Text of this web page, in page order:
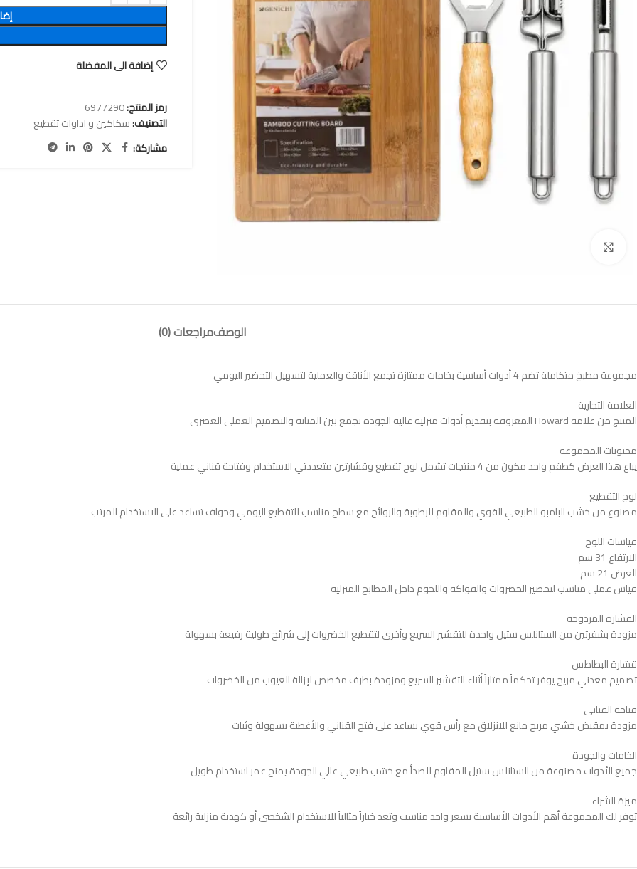
إضافة الى المفضلة
رمز المنتج:6977290
التصنيف:سكاكين و اداوات تقطيع
مشاركة:
الوصفمراجعات (0)
مجموعة مطبخ متكاملة تضم 4 أدوات أساسية بخامات ممتازة تجمع الأناقة والعملية لتسهيل التحضير اليومي
العلامة التجارية
المنتج من علامة Howard المعروفة بتقديم أدوات منزلية عالية الجودة تجمع بين المتانة والتصميم العملي العصري
محتويات المجموعة
يباع هذا العرض كطقم واحد مكون من 4 منتجات تشمل لوح تقطيع وقشارتين متعددتي الاستخدام وفتاحة قناني عملية
لوح التقطيع
مصنوع من خشب البامبو الطبيعي القوي والمقاوم للرطوبة والروائح مع سطح مناسب للتقطيع اليومي وحواف تساعد على الاستخدام المرتب
قياسات اللوح
الارتفاع 31 سم
العرض 21 سم
قياس عملي مناسب لتحضير الخضروات والفواكه واللحوم داخل المطابخ المنزلية
القشارة المزدوجة
مزودة بشفرتين من الستانلس ستيل واحدة للتقشير السريع وأخرى لتقطيع الخضروات إلى شرائح طولية رفيعة بسهولة
قشارة البطاطس
تصميم معدني مريح يوفر تحكماً ممتازاً أثناء التقشير السريع ومزودة بطرف مخصص لإزالة العيوب من الخضروات
فتاحة القناني
مزودة بمقبض خشبي مريح مانع للانزلاق مع رأس قوي يساعد على فتح القناني والأغطية بسهولة وثبات
الخامات والجودة
جميع الأدوات مصنوعة من الستانلس ستيل المقاوم للصدأ مع خشب طبيعي عالي الجودة يمنح عمر استخدام طويل
ميزة الشراء
توفر لك المجموعة أهم الأدوات الأساسية بسعر واحد مناسب وتعد خياراً مثالياً للاستخدام الشخصي أو كهدية منزلية رائعة